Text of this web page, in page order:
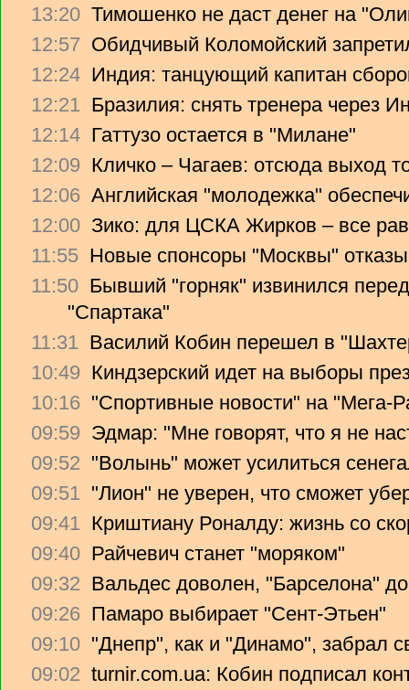
13:20 Тимошенко не даст денег на
12:57 Обидчивый Коломойский
12:24 Индия: танцующий капитан
12:21 Бразилия: снять тренера через
12:14 Гаттузо остается в "Милане"
12:09 Кличко – Чагаев: отсюда выход
12:06 Английская "молодежка"
12:00 Зико: для ЦСКА Жирков – все
11:55 Новые спонсоры "Москвы"
11:50 Бывший "горняк" извинился
"Спартака"
11:31 Василий Кобин перешел в
10:49 Киндзерский идет на выборы
10:16 "Спортивные новости" на "Мега-
09:59 Эдмар: "Мне говорят, что я не
09:52 "Волынь" может усилиться
09:51 "Лион" не уверен, что сможет
09:41 Криштиану Роналду: жизнь со
09:40 Райчевич станет "моряком"
09:32 Вальдес доволен, "Барселона"
09:26 Памаро выбирает "Сент-Этьен"
09:10 "Днепр", как и "Динамо", забрал
09:02 turnir.com.ua: Кобин подписал